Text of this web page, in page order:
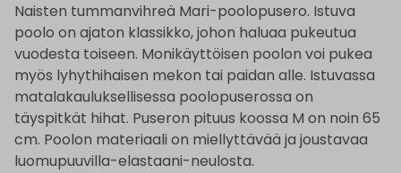
Naisten tummanvihreä Mari-poolopusero. Istuva
poolo on ajaton klassikko, johon haluaa pukeutua
vuodesta toiseen. Monikäyttöisen poolon voi pukea
myös lyhythihaisen mekon tai paidan alle. Istuvassa
matalakauluksellisessa poolopuserossa on
täyspitkät hihat. Puseron pituus koossa M on noin 65
cm. Poolon materiaali on miellyttävää ja joustavaa
luomupuuvilla-elastaani-neulosta.